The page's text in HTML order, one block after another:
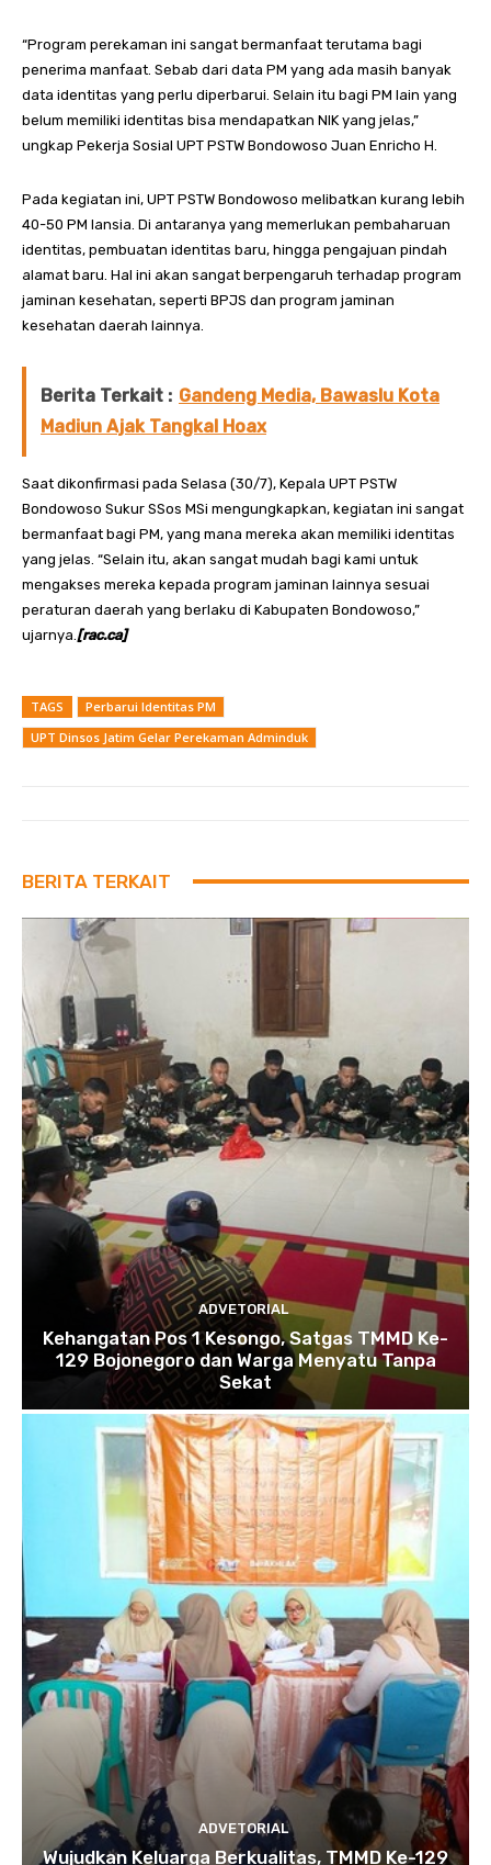
“Program perekaman ini sangat bermanfaat terutama bagi
penerima manfaat. Sebab dari data PM yang ada masih banyak
data identitas yang perlu diperbarui. Selain itu bagi PM lain yang
belum memiliki identitas bisa mendapatkan NIK yang jelas,”
ungkap Pekerja Sosial UPT PSTW Bondowoso Juan Enricho H.
Pada kegiatan ini, UPT PSTW Bondowoso melibatkan kurang lebih
40-50 PM lansia. Di antaranya yang memerlukan pembaharuan
identitas, pembuatan identitas baru, hingga pengajuan pindah
alamat baru. Hal ini akan sangat berpengaruh terhadap program
jaminan kesehatan, seperti BPJS dan program jaminan
kesehatan daerah lainnya.
Berita Terkait : Gandeng Media, Bawaslu Kota
Madiun Ajak Tangkal Hoax
Saat dikonfirmasi pada Selasa (30/7), Kepala UPT PSTW
Bondowoso Sukur SSos MSi mengungkapkan, kegiatan ini sangat
bermanfaat bagi PM, yang mana mereka akan memiliki identitas
yang jelas. “Selain itu, akan sangat mudah bagi kami untuk
mengakses mereka kepada program jaminan lainnya sesuai
peraturan daerah yang berlaku di Kabupaten Bondowoso,”
ujarnya. [rac.ca]
TAGS
Perbarui Identitas PM
UPT Dinsos Jatim Gelar Perekaman Adminduk
BERITA TERKAIT
ADVETORIAL
Kehangatan Pos 1 Kesongo, Satgas TMMD Ke-
129 Bojonegoro dan Warga Menyatu Tanpa
Sekat
ADVETORIAL
Wujudkan Keluarga Berkualitas, TMMD Ke-129